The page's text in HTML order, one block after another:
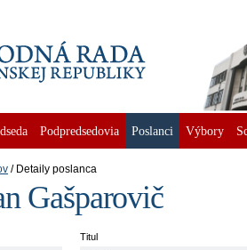
Podpredsedovia Poslanci Výbory
Detaily poslanca
Gašparovič
Titul